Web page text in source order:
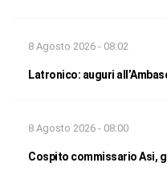
8 Agosto 2026 - 08:02
Latronico: auguri
8 Agosto 2026 - 08:00
Cospito commissario Asi,